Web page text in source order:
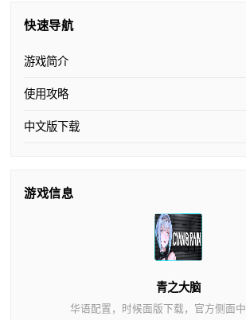
快速导航
游戏简介
使用攻略
中文版下载
游戏信息
青之大脑
华语配置，时候面版下载，官方侧面